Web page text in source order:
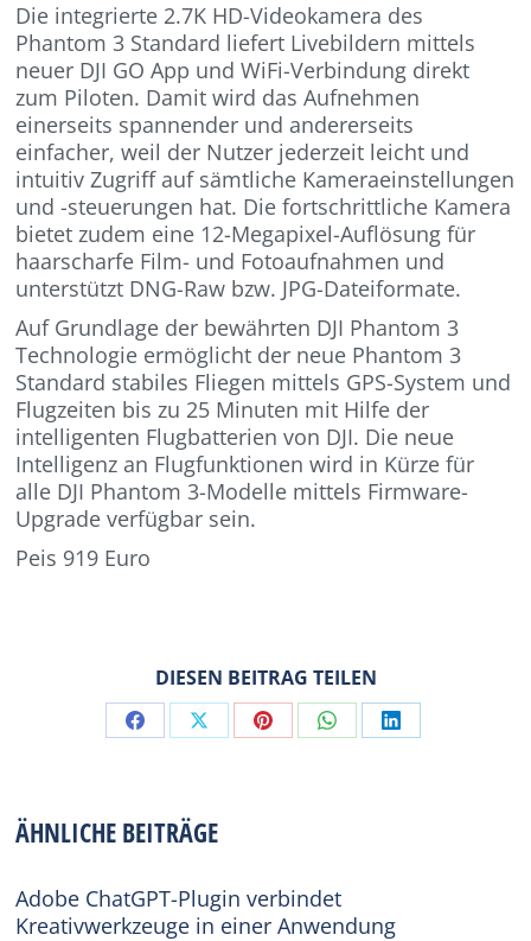
Die integrierte 2.7K HD-Videokamera des
Phantom 3 Standard liefert Livebildern mittels
neuer DJI GO App und WiFi-Verbindung direkt
zum Piloten. Damit wird das Aufnehmen
einerseits spannender und andererseits
einfacher, weil der Nutzer jederzeit leicht und
intuitiv Zugriff auf sämtliche Kameraeinstellungen
und -steuerungen hat. Die fortschrittliche Kamera
bietet zudem eine 12-Megapixel-Auflösung für
haarscharfe Film- und Fotoaufnahmen und
unterstützt DNG-Raw bzw. JPG-Dateiformate.
Auf Grundlage der bewährten DJI Phantom 3
Technologie ermöglicht der neue Phantom 3
Standard stabiles Fliegen mittels GPS-System und
Flugzeiten bis zu 25 Minuten mit Hilfe der
intelligenten Flugbatterien von DJI. Die neue
Intelligenz an Flugfunktionen wird in Kürze für
alle DJI Phantom 3-Modelle mittels Firmware-
Upgrade verfügbar sein.
Peis 919 Euro
DIESEN BEITRAG TEILEN
Share Share Share Share Share
ÄHNLICHE BEITRÄGE
Adobe ChatGPT-Plugin verbindet
Kreativwerkzeuge in einer Anwendung